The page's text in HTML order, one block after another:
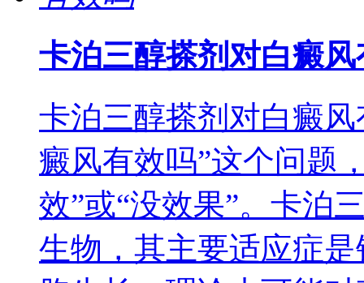
卡泊三醇搽剂对白癜
卡泊三醇搽剂对白癜
癜风有效吗”这个问题
效”或“没效果”。卡泊
生物，其主要适应症